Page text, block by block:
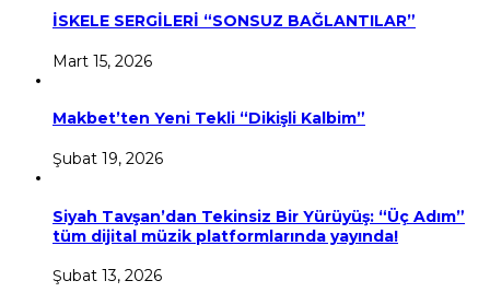
İSKELE SERGİLERİ “SONSUZ BAĞLANTILAR”
Mart 15, 2026
Makbet’ten Yeni Tekli “Dikişli Kalbim”
Şubat 19, 2026
Siyah Tavşan’dan Tekinsiz Bir Yürüyüş: “Üç Adım”
tüm dijital müzik platformlarında yayında!
Şubat 13, 2026